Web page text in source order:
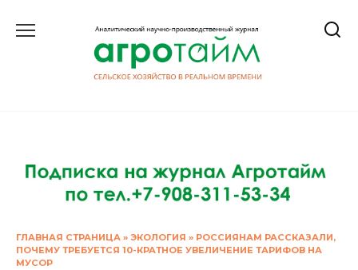
ГЛАВНАЯ СТРАНИЦА » ЭКОЛОГИЯ » РОССИЯНАМ РАССКАЗАЛИ,
ПОЧЕМУ ТРЕБУЕТСЯ 10-КРАТНОЕ УВЕЛИЧЕНИЕ ТАРИФОВ НА
МУСОР